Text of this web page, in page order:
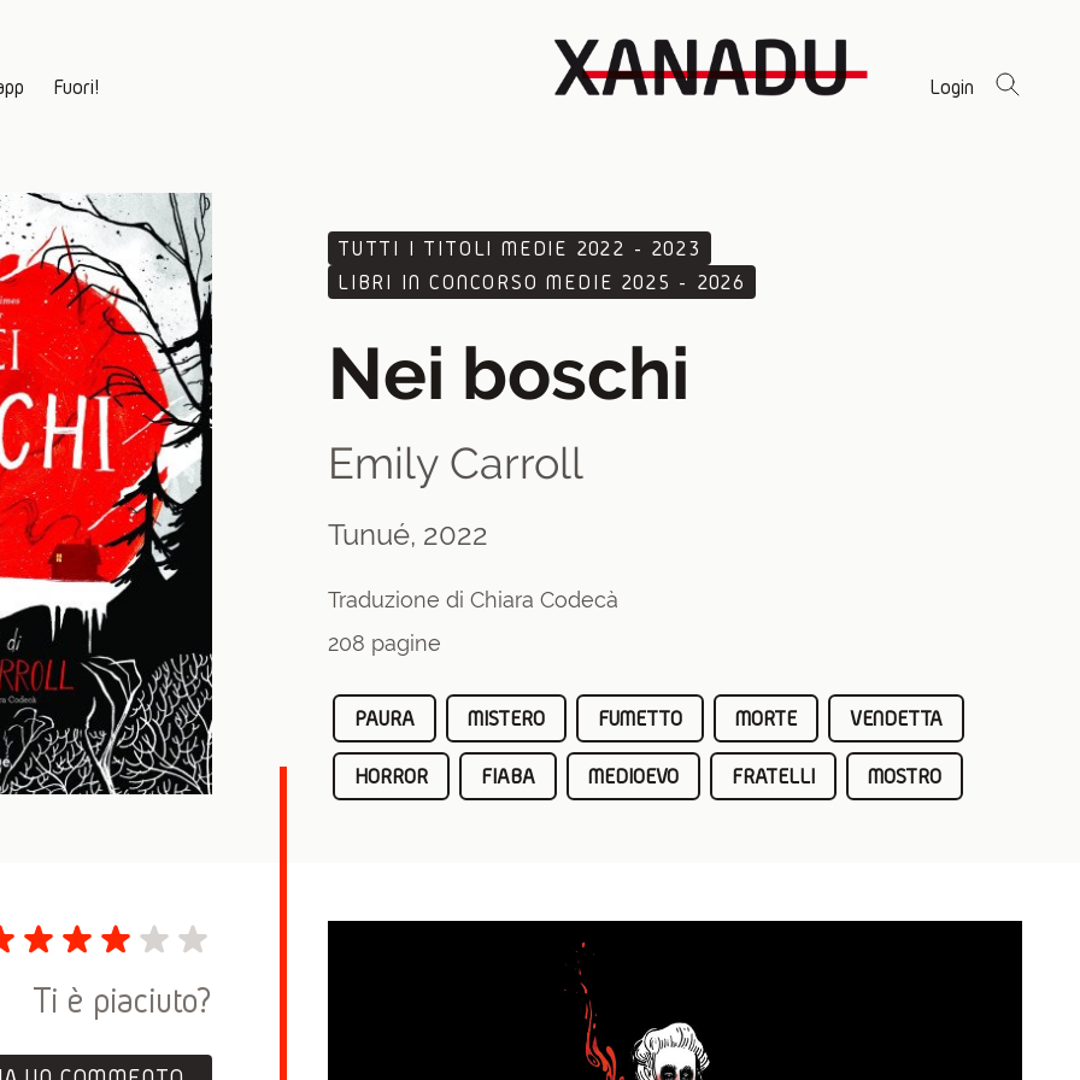
Fuori! Login
TUTTI I TITOLI MEDIE 2022 - 2023
LIBRI IN CONCORSO MEDIE 2025 - 2026
Nei boschi
Emily Carroll
Tunué, 2022
Traduzione di Chiara Codecà
208 pagine
PAURA MISTERO FUMETTO MORTE VENDETTA
HORROR FIABA MEDIOEVO FRATELLI MOSTRO
Ti è piaciuto?